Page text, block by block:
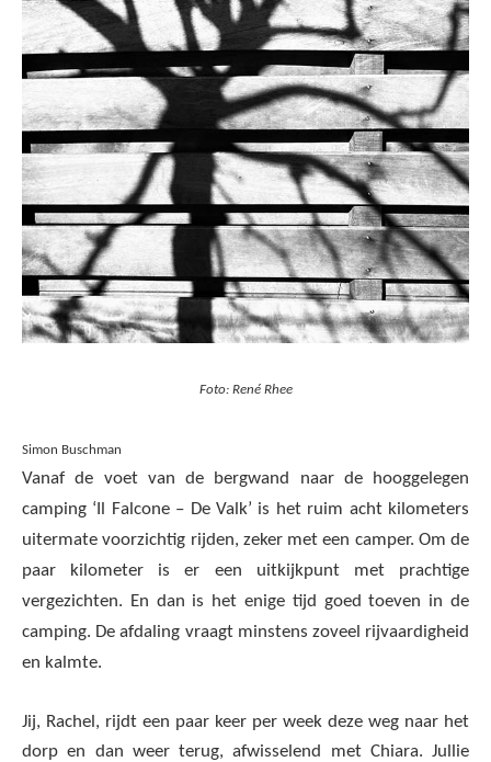
Foto: René Rhee
Simon Buschman
Vanaf de voet van de bergwand naar de hooggelegen
camping ‘Il Falcone – De Valk’ is het ruim acht kilometers
uitermate voorzichtig rijden, zeker met een camper. Om de
paar kilometer is er een uitkijkpunt met prachtige
vergezichten. En dan is het enige tijd goed toeven in de
camping. De afdaling vraagt minstens zoveel rijvaardigheid
en kalmte.
Jij, Rachel, rijdt een paar keer per week deze weg naar het
dorp en dan weer terug, afwisselend met Chiara. Jullie